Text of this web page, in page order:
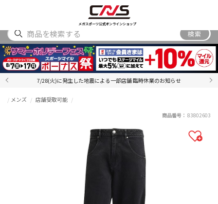
メガスポーツ公式オンラインショップ
ACCESSORY
検索
7/28(火)に発生した地震による一部店舗 臨時休業のお知らせ
メンズ 店舗受取可能
商品番号： 83802603